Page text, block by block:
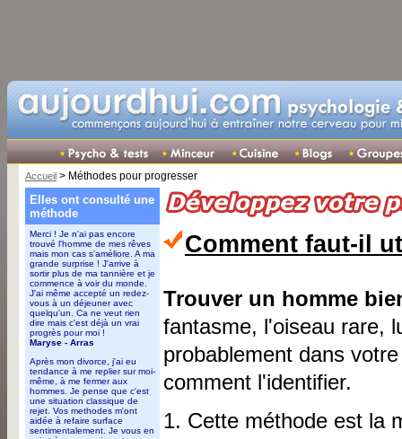
Accueil > Méthodes pour progresser
Elles ont consulté une
méthode
Merci ! Je n'ai pas encore
trouvé l'homme de mes rêves
mais mon cas s'améliore. A ma
grande surprise ! J'arrive à
sortir plus de ma tannière et je
commence à voir du monde.
J'ai même accepté un redez-
vous à un déjeuner avec
quelqu'un. Ca ne veut rien
dire mais c'est déjà un vrai
progrès pour moi !
Maryse - Arras
Après mon divorce, j'ai eu
tendance à me replier sur moi-
même, à me fermer aux
hommes. Je pense que c'est
une situation classique de
rejet. Vos methodes m'ont
aidée à refaire surface
sentimentalement. Je vous en
Comment faut-il
Trouver un homme
fantasme, l'oiseau rare,
probablement dans
comment l'identifier.
1. Cette méthode est la